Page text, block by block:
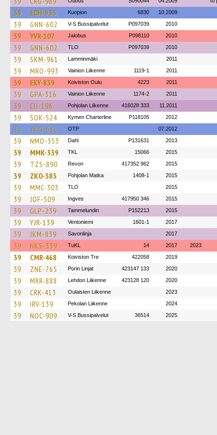
39 EOH-953 Kuopion 6830 10.2009
39 GNN-602 V-S Bussipalvelut P097039 2010
39 YVR-107 Jalobus P098110 2010
39 GNN-602 TLO P097039 2010
39 SKM-961 Lamminmäki 2011
39 MRO-993 Vainion Liikenne 1119-1 2011
39 EKY-839 Koiviston Oulu 4223 2011
39 GPA-316 Vainion Liikenne 1174-2 2011
39 CIJ-196 Pohjolan Liikenne 416028 333 11.2011
39 SOK-524 Kymen Charterline P118105 2012
39 YKO-636 OTP 07.2012
39 NMO-353 Dahl P131631 2013
39 MMK-339 TKL 15066 2015
39 TZS-890 Revon 417352 962 2015
39 ZKO-383 Pohjolan Matka 1408-1 2015
39 MMC-303 TLO 2015
39 JOF-509 Ingves 417950 346 2015
39 GLP-239 Tammelundin P152213 2015
39 YJR-139 Ventoniemi 1601-1 2017
39 JKM-839 Savonlinja 2017
39 NKS-339 TuKL 14 2017 2023
39 CMR-468 Koiviston Tre 422058 2019
39 ZNE-765 Porin Linjat 423147 133 2020
39 MRR-888 Lehdon Liikenne 423128 120 2020
39 CRK-413 Oulaisten Liikenne 2023
39 IRV-139 Pekolan Liikenne 2024
39 NOC-909 V-S Bussipalvelut 36514 2025